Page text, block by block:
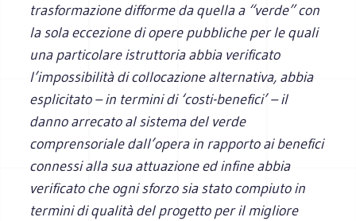
trasformazione difforme da quella a “verde” con
la sola eccezione di opere pubbliche per le quali
una particolare istruttoria abbia verificato
l’impossibilità di collocazione alternativa, abbia
esplicitato – in termini di ‘costi-benefici’ – il
danno arrecato al sistema del verde
comprensoriale dall’opera in rapporto ai benefici
connessi alla sua attuazione ed infine abbia
verificato che ogni sforzo sia stato compiuto in
termini di qualità del progetto per il migliore